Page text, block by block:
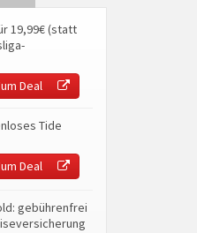
19,99€ (statt
Deal
Tide
Deal
gebührenfrei